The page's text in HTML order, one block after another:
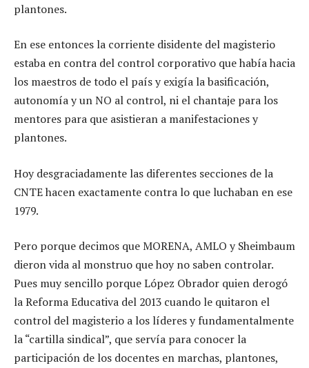
plantones.
En ese entonces la corriente disidente del magisterio
estaba en contra del control corporativo que había hacia
los maestros de todo el país y exigía la basificación,
autonomía y un NO al control, ni el chantaje para los
mentores para que asistieran a manifestaciones y
plantones.
Hoy desgraciadamente las diferentes secciones de la
CNTE hacen exactamente contra lo que luchaban en ese
1979.
Pero porque decimos que MORENA, AMLO y Sheimbaum
dieron vida al monstruo que hoy no saben controlar.
Pues muy sencillo porque López Obrador quien derogó
la Reforma Educativa del 2013 cuando le quitaron el
control del magisterio a los líderes y fundamentalmente
la “cartilla sindical”, que servía para conocer la
participación de los docentes en marchas, plantones,